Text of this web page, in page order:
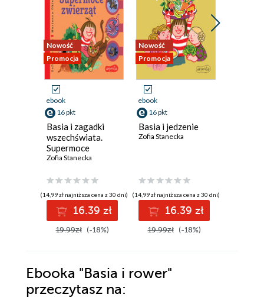
Nowość
Promocja
ebook
16 pkt
Basia i zagadki
wszechświata.
Supermoce
zwierząt
Zofia Stanecka
(14,99 zł najniższa cena z 30 dni)
16.39 zł
19.99zł (-18%)
Nowość
Promocja
ebook
16 pkt
Basia i jedzenie
Zofia Stanecka
(14,99 zł najniższa cena z 30 dni)
16.39 zł
19.99zł (-18%)
Ebooka "Basia i rower"
przeczytasz na: